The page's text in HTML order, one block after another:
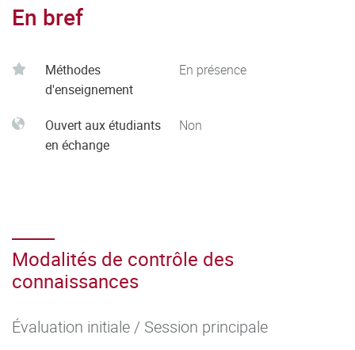
En bref
Méthodes
d'enseignement
En présence
Ouvert aux étudiants
en échange
Non
Modalités de contrôle des
connaissances
Évaluation initiale / Session principale